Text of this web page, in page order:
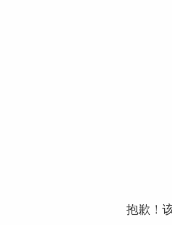
抱歉！